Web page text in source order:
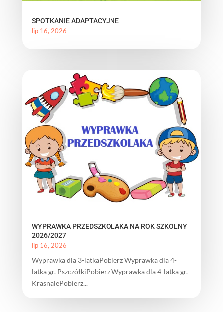
SPOTKANIE ADAPTACYJNE
lip 16, 2026
WYPRAWKA PRZEDSZKOLAKA NA ROK SZKOLNY
2026/2027
lip 16, 2026
Wyprawka dla 3-latkaPobierz Wyprawka dla 4-
latka gr. PszczółkiPobierz Wyprawka dla 4-latka gr.
KrasnalePobierz...